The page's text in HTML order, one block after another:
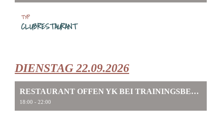
TYP
CLUBRESTAURANT
DIENSTAG 22.09.2026
RESTAURANT OFFEN YK BEI TRAININGSBETRIEB
18:00 - 22:00